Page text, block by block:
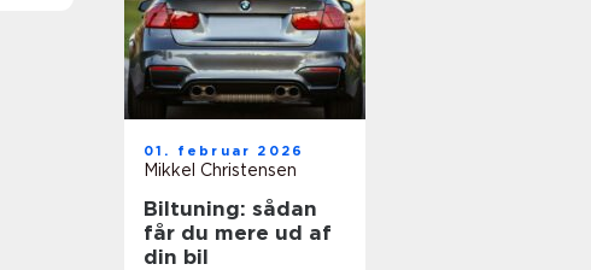
01. februar 2026
Mikkel Christensen
Biltuning: sådan
får du mere ud af
din bil